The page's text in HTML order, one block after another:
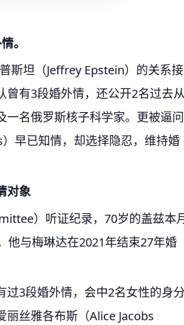
。
斯坦（Jeffrey Epstein）的关系接
曾有3段婚外情，还公开2名过去
名俄罗斯核子科学家。更被逼问
早已知情，却选择隐忍，维持婚
对象
）听证纪录，70岁的盖兹本
他与梅琳达在2021年结束27年婚
过3段婚外情，会中2名女性的身
丝雅各布斯（Alice Jacobs